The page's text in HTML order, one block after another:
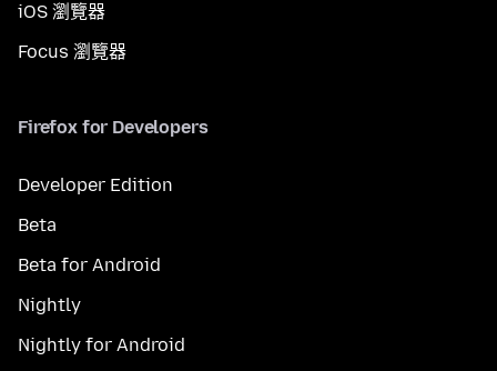
iOS 瀏覽器
Focus 瀏覽器
Firefox for Developers
Developer Edition
Beta
Beta for Android
Nightly
Nightly for Android